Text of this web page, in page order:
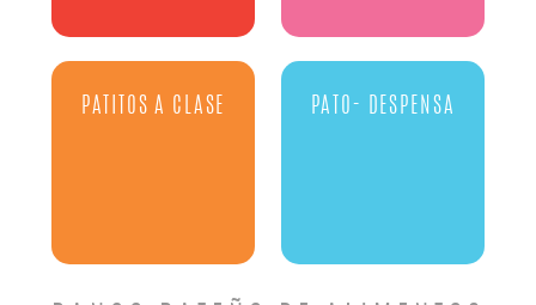
PATITOS A CLASE PATO- DESPENSA